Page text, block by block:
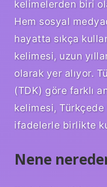
kelimelerden biri
Hem sosyal
hayatta sıkça
kelimesi, uzun
olarak yer alıyor.
(TDK) göre farklı
kelimesi, Türkçede
ifadelerle birlikte
Nene